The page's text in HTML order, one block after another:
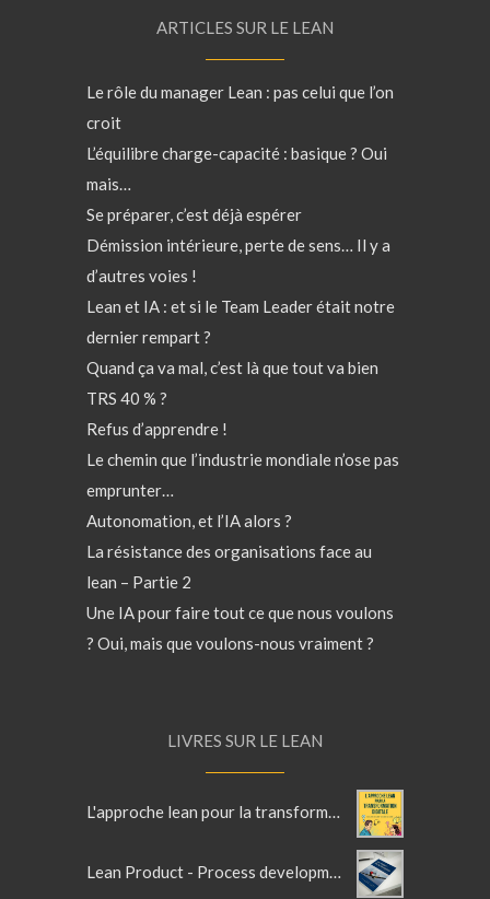
ARTICLES SUR LE LEAN
Le rôle du manager Lean : pas celui que l’on
croit
L’équilibre charge-capacité : basique ? Oui
mais…
Se préparer, c’est déjà espérer
Démission intérieure, perte de sens… Il y a
d’autres voies !
Lean et IA : et si le Team Leader était notre
dernier rempart ?
Quand ça va mal, c’est là que tout va bien
TRS 40 % ?
Refus d’apprendre !
Le chemin que l’industrie mondiale n’ose pas
emprunter…
Autonomation, et l’IA alors ?
La résistance des organisations face au
lean – Partie 2
Une IA pour faire tout ce que nous voulons
? Oui, mais que voulons-nous vraiment ?
LIVRES SUR LE LEAN
L'approche lean pour la transformation digitale
Lean Product - Process development - 2ème Edition